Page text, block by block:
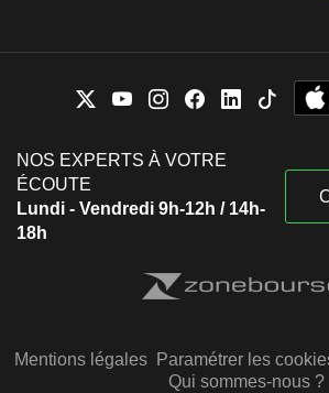
NOS EXPERTS À VOTRE
ÉCOUTE
Lundi - Vendredi 9h-12h / 14h-
18h
Mentions légales Paramétrer les
Qui sommes-nous ?